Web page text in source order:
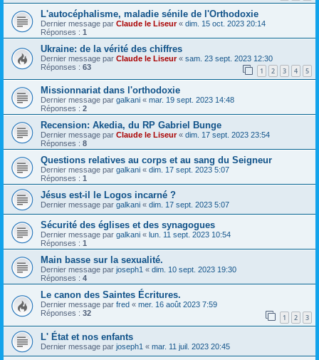
L'autocéphalisme, maladie sénile de l'Orthodoxie
Dernier message par Claude le Liseur« dim. 15 oct. 2023 20:14
Réponses : 1
Ukraine: de la vérité des chiffres
Dernier message par Claude le Liseur« sam. 23 sept. 2023 12:30
Réponses : 63 1 2 3 4 5
Missionnariat dans l'orthodoxie
Dernier message par galkani « mar. 19 sept. 2023 14:48
Réponses : 2
Recension: Akedia, du RP Gabriel Bunge
Dernier message par Claude le Liseur« dim. 17 sept. 2023 23:54
Réponses : 8
Questions relatives au corps et au sang du Seigneur
Dernier message par galkani « dim. 17 sept. 2023 5:07
Réponses : 1
Jésus est-il le Logos incarné ?
Dernier message par galkani « dim. 17 sept. 2023 5:07
Sécurité des églises et des synagogues
Dernier message par galkani « lun. 11 sept. 2023 10:54
Réponses : 1
Main basse sur la sexualité.
Dernier message par joseph1 « dim. 10 sept. 2023 19:30
Réponses : 4
Le canon des Saintes Écritures.
Dernier message par fred « mer. 16 août 2023 7:59
Réponses : 32 1 2 3
L' État et nos enfants
Dernier message par joseph1 « mar. 11 juil. 2023 20:45